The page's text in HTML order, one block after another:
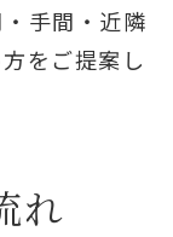
手間・近隣
をご提案し
れ